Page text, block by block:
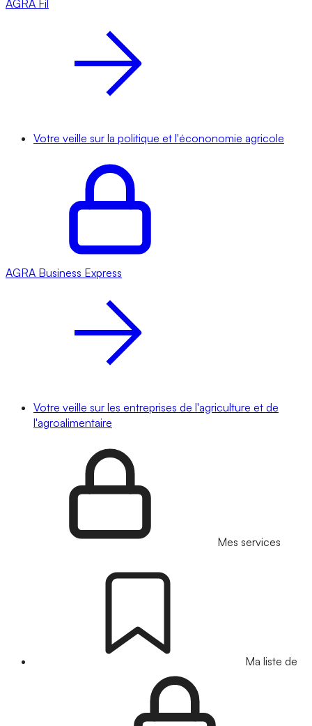
AGRA Fil
Votre veille sur la politique et l'écononomie agricole
AGRA Business Express
Votre veille sur les entreprises de l'agriculture et de
l'agroalimentaire
Mes services
Ma liste de